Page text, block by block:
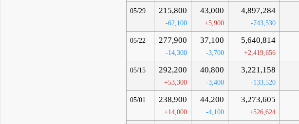
05/29 215,800
-62,100
43,000
+5,900
4,897,284
-743,530
05/22 277,900
-14,300
37,100
-3,700
5,640,814
+2,419,656
05/15 292,200
+53,300
40,800
-3,400
3,221,158
-133,520
05/01 238,900
+14,000
44,200
-4,100
3,273,605
+526,624